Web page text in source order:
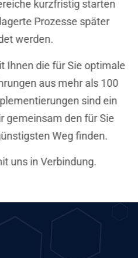
kurzfristig starten
Prozesse später
werden.
Ihnen die für Sie optimale
aus mehr als 100
sind ein
gemeinsam den für Sie
Weg finden.
uns in Verbindung.